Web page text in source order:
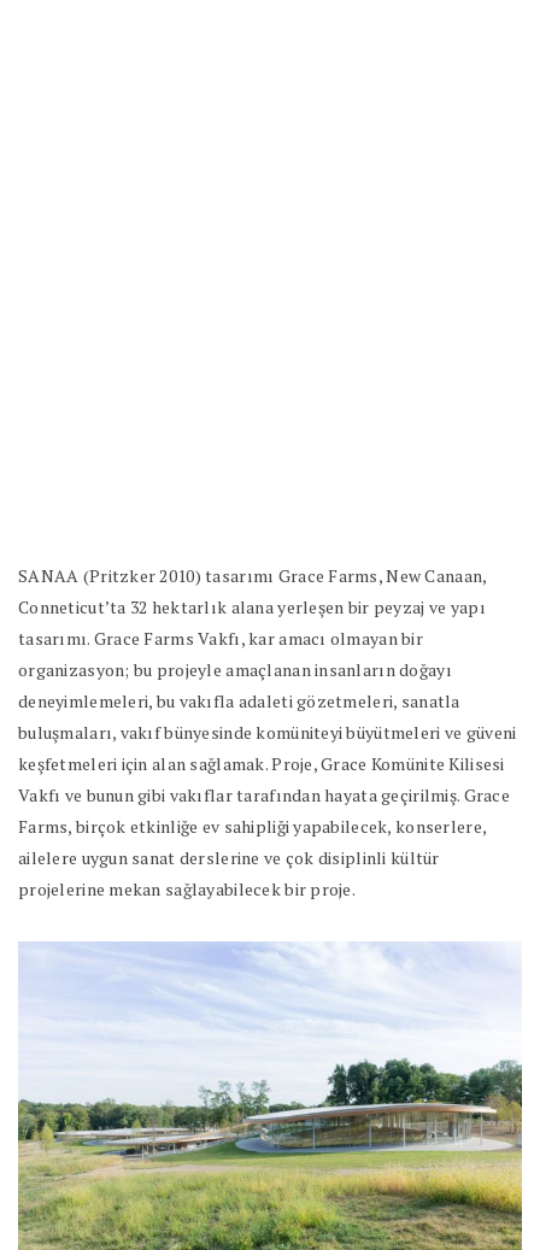
SANAA (Pritzker 2010) tasarımı Grace Farms, New Canaan,
Conneticut’ta 32 hektarlık alana yerleşen bir peyzaj ve yapı
tasarımı. Grace Farms Vakfı, kar amacı olmayan bir
organizasyon; bu projeyle amaçlanan insanların doğayı
deneyimlemeleri, bu vakıfla adaleti gözetmeleri, sanatla
buluşmaları, vakıf bünyesinde komüniteyi büyütmeleri ve güveni
keşfetmeleri için alan sağlamak. Proje, Grace Komünite Kilisesi
Vakfı ve bunun gibi vakıflar tarafından hayata geçirilmiş. Grace
Farms, birçok etkinliğe ev sahipliği yapabilecek, konserlere,
ailelere uygun sanat derslerine ve çok disiplinli kültür
projelerine mekan sağlayabilecek bir proje.